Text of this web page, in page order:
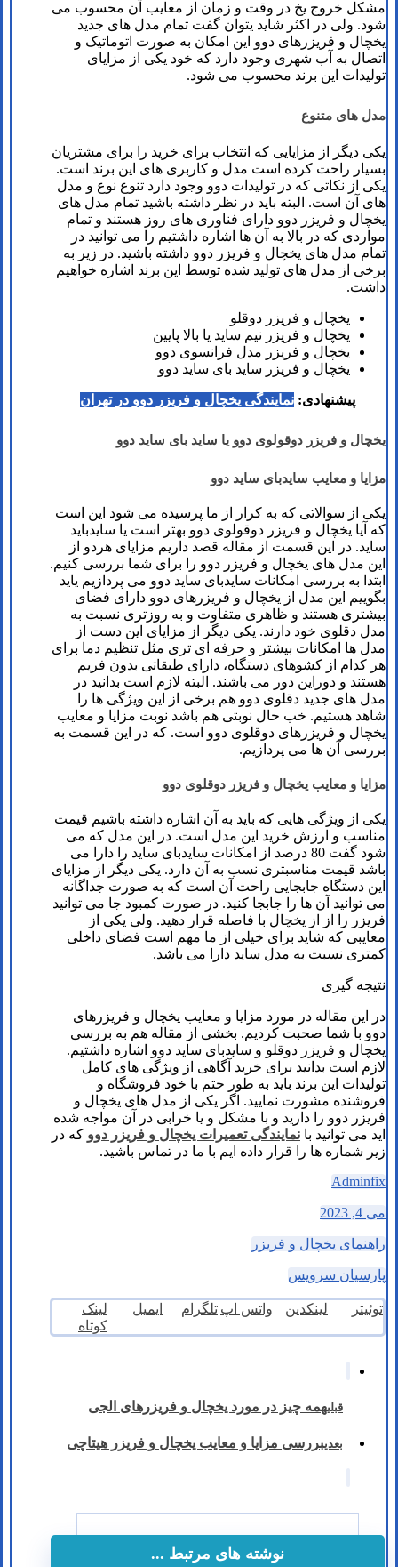
مشکل خروج یخ در وقت و زمان از معایب آن محسوب می
شود. ولی در اکثر شاید یتوان گفت تمام مدل های جدید
یخچال و فریزرهای دوو این امکان به صورت اتوماتیک و
اتصال به آب شهری وجود دارد که خود یکی از مزایای
تولیدات این برند محسوب می شود.
مدل های متنوع
یکی دیگر از مزایایی که انتخاب برای خرید را برای مشتریان
بسیار راحت کرده است مدل و کاربری های این برند است.
یکی از نکاتی که در تولیدات دوو وجود دارد تنوع نوع و مدل
های آن است. البته باید در نظر داشته باشید تمام مدل های
یخچال و فریزر دوو دارای فناوری های روز هستند و تمام
مواردی که در بالا به آن ها اشاره داشتیم را می توانید در
تمام مدل های یخچال و فریزر دوو داشته باشید. در زیر به
برخی از مدل های تولید شده توسط این برند اشاره خواهیم
داشت.
یخچال و فریزر دوقلو
یخچال و فریزر نیم ساید یا بالا پایین
یخچال و فریزر مدل فرانسوی دوو
یخچال و فریزر ساید بای ساید دوو
پیشنهادی: نمایندگی یخچال و فریزر دوو در تهران
یخچال و فریزر دوقولوی دوو یا ساید بای ساید دوو
مزایا و معایب سایدبای ساید دوو
یکی از سوالاتی که به کرار از ما پرسیده می شود این است
که آیا یخچال و فریزر دوقولوی دوو بهتر است یا سایدباید
ساید. در این قسمت از مقاله قصد داریم مزایای هردو از
این مدل های یخچال و فریزر دوو را برای شما بررسی کنیم.
ابتدا به بررسی امکانات سایدبای ساید دوو می پردازیم یاید
بگوییم این مدل از یخچال و فریزرهای دوو دارای فضای
بیشتری هستند و ظاهری متفاوت و به روزتری نسبت به
مدل دقلوی خود دارند. یکی دیگر از مزایای این دست از
مدل ها امکانات بیشتر و حرفه ای تری مثل تنظیم دما برای
هر کدام از کشوهای دستگاه، دارای طبقاتی بدون فریم
هستند و دوراین دور می باشند. البته لازم است بدانید در
مدل های جدید دقلوی دوو هم برخی از این ویژگی ها را
شاهد هستیم. خب حال نوبتی هم باشد نوبت مزایا و معایب
یخچال و فریزرهای دوقلوی دوو است. که در این قسمت به
بررسی آن ها می پردازیم.
مزایا و معایب یخچال و فریزر دوقلوی دوو
یکی از ویژگی هایی که باید به آن اشاره داشته باشیم قیمت
مناسب و ارزش خرید این مدل است. در این مدل که می
شود گفت 80 درصد از امکانات سایدبای ساید را دارا می
باشد قیمت مناسبتری نسب به آن دارد. یکی دیگر از مزایای
این دستگاه جابجایی راحت آن است که به صورت جداگانه
می توانید آن ها را جابجا کنید. در صورت کمبود جا می توانید
فریزر را از از یخچال با فاصله قرار دهید. ولی یکی از
معایبی که شاید برای خیلی از ما مهم است فضای داخلی
کمتری نسبت به مدل ساید دارا می باشد.
نتیجه گیری
در این مقاله در مورد مزایا و معایب یخچال و فریزرهای
دوو با شما صحبت کردیم. بخشی از مقاله هم به بررسی
یخچال و فریزر دوقلو و سایدبای ساید دوو اشاره داشتیم.
لازم است بدانید برای خرید آگاهی از ویژگی های کامل
تولیدات این برند باید به طور حتم با خود فروشگاه و
فروشنده مشورت نمایید. اگر یکی از مدل های یخچال و
فریزر دوو را دارید و با مشکل و یا خرابی در آن مواجه شده
اید می توانید با نمایندگی تعمیرات یخچال و فریزر دوو که در
زیر شماره ها را قرار داده ایم با ما در تماس باشید.
Adminfix
می 4, 2023
راهنمای یخچال و فریزر
پارسیان سرویس
توئیتر لینکدین واتس اپ تلگرام ایمیل
لینک
کوتاه
قبلیهمه چیز در مورد یخچال و فریزرهای الجی
بعدیبررسی مزایا و معایب یخچال و فریزر هیتاچی
نوشته های مرتبط ...